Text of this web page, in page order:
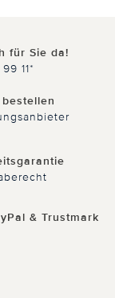
für Sie da!
11*
& Trustmark